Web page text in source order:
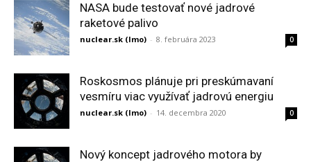
NASA bude testovať nové jadrové
raketové palivo
nuclear.sk (lmo) - 8. februára 2023 0
Roskosmos plánuje pri preskúmavaní
vesmíru viac využívať jadrovú energiu
nuclear.sk (lmo) - 14. decembra 2020 0
Nový koncept jadrového motora by